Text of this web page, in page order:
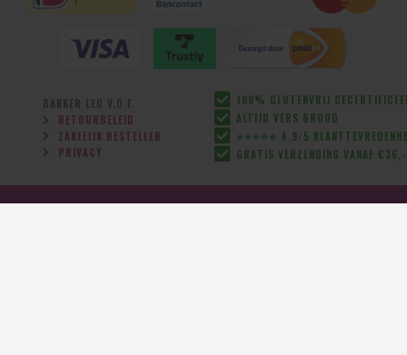
RETOURBELEID
ZAKELIJK BESTELLEN
PRIVACY
100% GLUTENVRIJ
ALTIJD VERS BROOD
⭐⭐⭐⭐⭐ 4,9/5
GRATIS VERZENDING VANAF €36,-